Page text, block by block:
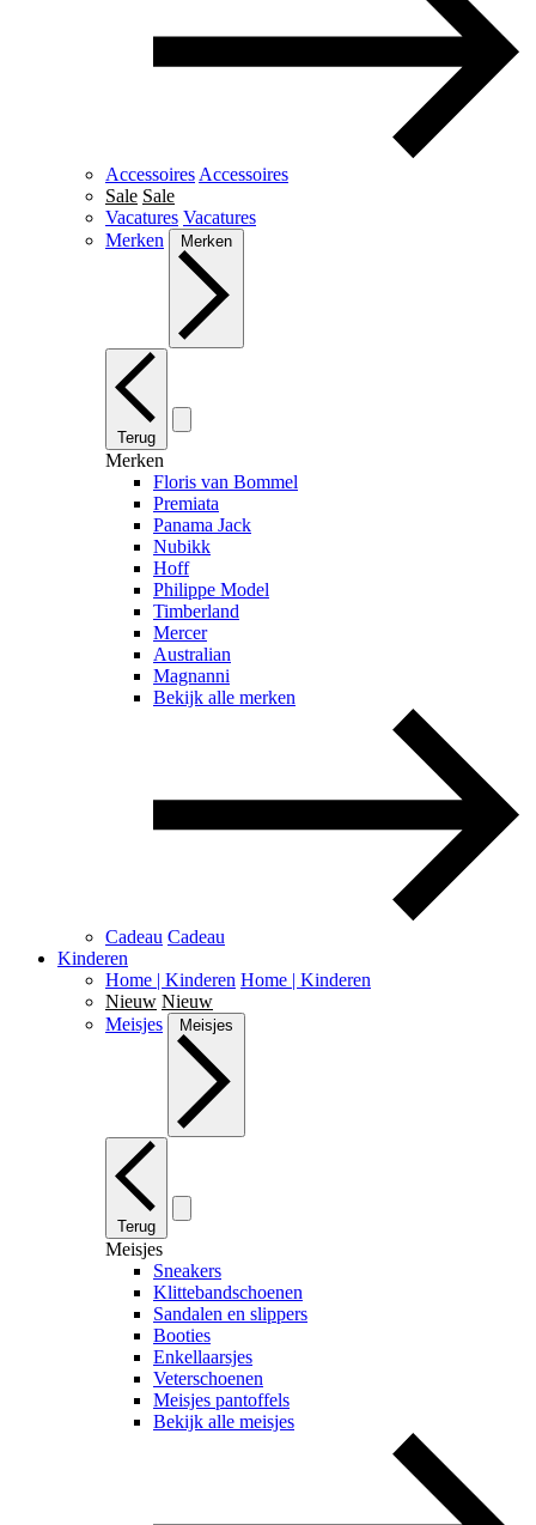
Accessoires Accessoires
Sale Sale
Vacatures Vacatures
Merken
Merken
Terug
Merken
Floris van Bommel
Premiata
Panama Jack
Nubikk
Hoff
Philippe Model
Timberland
Mercer
Australian
Magnanni
Bekijk alle merken
Cadeau Cadeau
Kinderen
Home | Kinderen Home | Kinderen
Nieuw Nieuw
Meisjes
Meisjes
Terug
Meisjes
Sneakers
Klittebandschoenen
Sandalen en slippers
Booties
Enkellaarsjes
Veterschoenen
Meisjes pantoffels
Bekijk alle meisjes